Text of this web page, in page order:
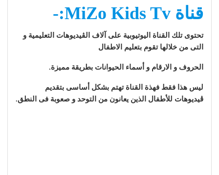
قناة MiZo Kids Tv:-
تحتوى تلك القناة اليوتيوبية على آلاف الڤيديوهات التعليمية و
التى من خلالها تقوم بتعليم الاطفال
الحروف و الارقام و أسماء الحيوانات بطريقة مميزة.
ليس هذا فقط فهذة القناة تهتم بشكل أساسى بتقديم
ڤيديوهات للأطفال الذين يعانون من التوحد و صعوبة فى النطق.